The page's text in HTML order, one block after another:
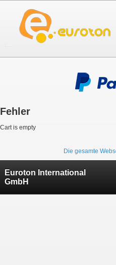
Fehler
Cart is empty
Die gesamte
Euroton International
GmbH